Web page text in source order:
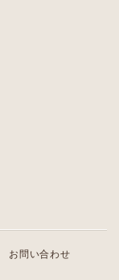
お問い合わせ